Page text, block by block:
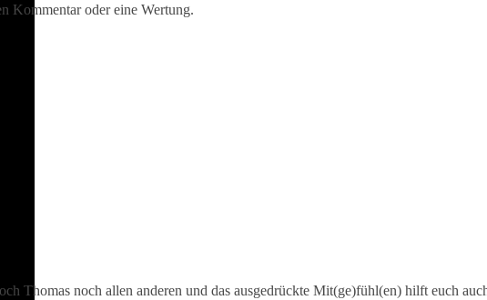
Kommentar oder eine Wertung.
Thomas noch allen anderen und das ausgedrückte Mit(ge)fühl(en) hilft euch